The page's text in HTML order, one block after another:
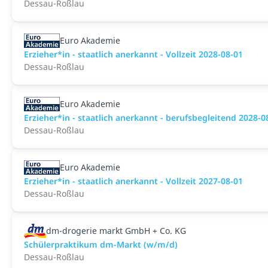
Dessau-Roßlau
Euro Akademie
Erzieher*in - staatlich anerkannt - Vollzeit 2028-08-01
Dessau-Roßlau
Euro Akademie
Erzieher*in - staatlich anerkannt - berufsbegleitend 2028-
Dessau-Roßlau
Euro Akademie
Erzieher*in - staatlich anerkannt - Vollzeit 2027-08-01
Dessau-Roßlau
dm-drogerie markt GmbH + Co. KG
Schülerpraktikum dm-Markt (w/m/d)
Dessau-Roßlau